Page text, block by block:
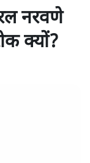
नरवणे
क्यों?